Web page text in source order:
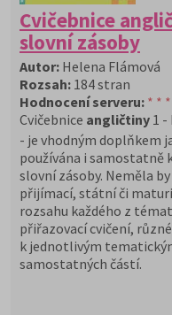
Cvičebnice
slovní zásoby
Autor: Helena Flámová
Rozsah: 184 stran
Hodnocení serveru: * *
Cvičebnice angličtiny 1
- je vhodným doplňkem
používána i samostatně
slovní zásoby. Neměla
přijímací, státní či
rozsahu každého z
přiřazovací cvičení,
k jednotlivým
samostatných částí.